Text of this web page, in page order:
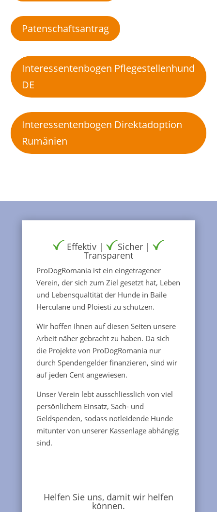
Patenschaftsantrag
Interessentenbogen Pflegestellenhund
DE
Interessentenbogen Direktadoption
Rumänien
Effektiv | Sicher |
Transparent
ProDogRomania ist ein eingetragener
Verein, der sich zum Ziel gesetzt hat, Leben
und Lebensqualtität der Hunde in Baile
Herculane und Ploiesti zu schützen.
Wir hoffen Ihnen auf diesen Seiten unsere
Arbeit näher gebracht zu haben. Da sich
die Projekte von ProDogRomania nur
durch Spendengelder finanzieren, sind wir
auf jeden Cent angewiesen.
Unser Verein lebt ausschliesslich von viel
persönlichem Einsatz, Sach- und
Geldspenden, sodass notleidende Hunde
mitunter von unserer Kassenlage abhängig
sind.
Helfen Sie uns, damit wir helfen
können.